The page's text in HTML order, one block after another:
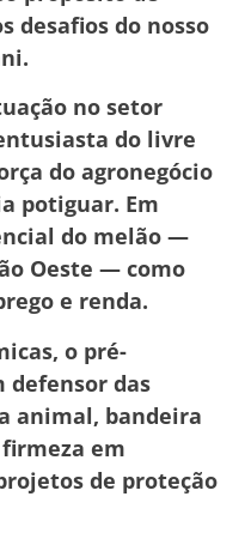
desafios do nosso
no setor
do livre
do agronegócio
potiguar. Em
do melão —
Oeste — como
e renda.
o pré-
defensor das
animal, bandeira
em
de proteção